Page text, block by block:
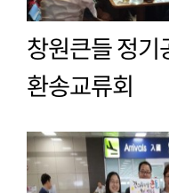
창원큰들 정기
환송교류회